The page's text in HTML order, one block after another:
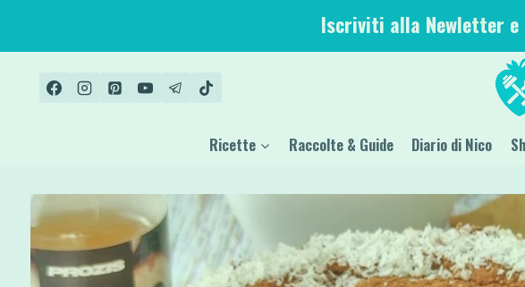
contenuto
Iscriviti alla Newletter e
Ricette Raccolte & Guide Diario di Nico